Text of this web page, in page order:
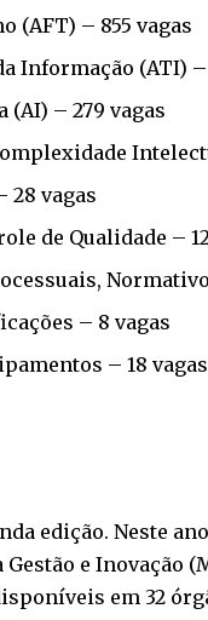
(AFT) – 855 vagas
Informação (ATI) –
– 279 vagas
vagas
de Qualidade –
– 8 vagas
– 18 vagas
edição. Neste
e Inovação
em 32